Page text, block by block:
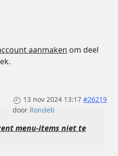
aanmaken om deel
13 nov 2024 13:17 #26219
door Rondeb
menu-items niet te